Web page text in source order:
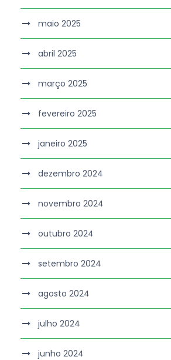
maio 2025
abril 2025
março 2025
fevereiro 2025
janeiro 2025
dezembro 2024
novembro 2024
outubro 2024
setembro 2024
agosto 2024
julho 2024
junho 2024